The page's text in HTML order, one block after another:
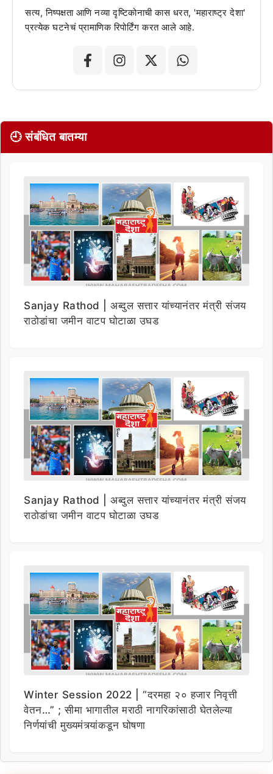
सत्य, निष्पक्षता आणि नव्या दृष्टिकोनाची कास धरत, 'महाराष्ट्र देशा'
प्रत्येक घटनेचं प्रामाणिक रिपोर्टिंग करत आले आहे.
🕘 संबंधित बातम्या
Sanjay Rathod | अब्दुल सत्तार यांच्यानंतर मंत्री संजय
राठोडांचा जमीन वाटप घोटाळा उघड
Sanjay Rathod | अब्दुल सत्तार यांच्यानंतर मंत्री संजय
राठोडांचा जमीन वाटप घोटाळा उघड
Winter Session 2022 | “दरमहा २० हजार निवृत्ती
वेतन…” ; सीमा भागातील मराठी नागरिकांसाठी घेतलेल्या
निर्णयांची मुख्यमंत्र्यांकडून घोषणा